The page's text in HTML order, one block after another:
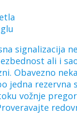
signalizacija
ali i
Obavezno
jedna rezervna
vožnje